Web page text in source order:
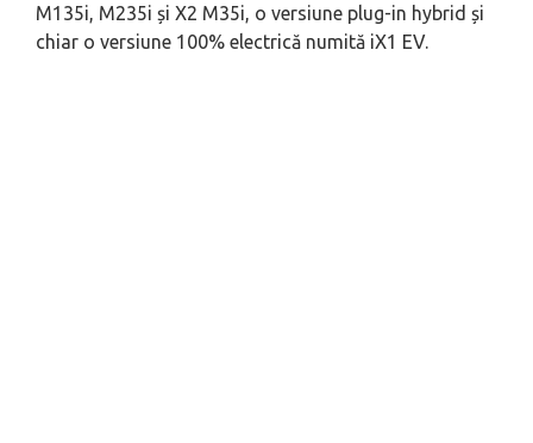
M135i, M235i și X2 M35i, o versiune plug-in hybrid și
chiar o versiune 100% electrică numită iX1 EV.